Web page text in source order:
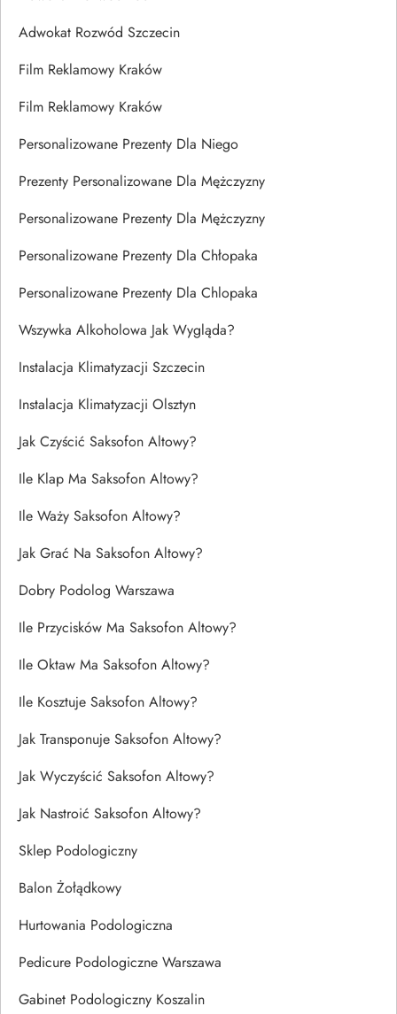
Adwokat Rozwód Szczecin
Film Reklamowy Kraków
Film Reklamowy Kraków
Personalizowane Prezenty Dla Niego
Prezenty Personalizowane Dla Mężczyzny
Personalizowane Prezenty Dla Mężczyzny
Personalizowane Prezenty Dla Chłopaka
Personalizowane Prezenty Dla Chlopaka
Wszywka Alkoholowa Jak Wygląda?
Instalacja Klimatyzacji Szczecin
Instalacja Klimatyzacji Olsztyn
Jak Czyścić Saksofon Altowy?
Ile Klap Ma Saksofon Altowy?
Ile Waży Saksofon Altowy?
Jak Grać Na Saksofon Altowy?
Dobry Podolog Warszawa
Ile Przycisków Ma Saksofon Altowy?
Ile Oktaw Ma Saksofon Altowy?
Ile Kosztuje Saksofon Altowy?
Jak Transponuje Saksofon Altowy?
Jak Wyczyścić Saksofon Altowy?
Jak Nastroić Saksofon Altowy?
Sklep Podologiczny
Balon Żołądkowy
Hurtowania Podologiczna
Pedicure Podologiczne Warszawa
Gabinet Podologiczny Koszalin